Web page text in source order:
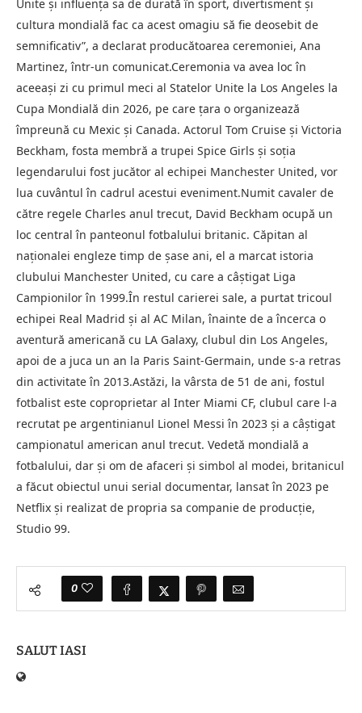
Unite şi influenţa sa de durată în sport, divertisment şi
cultura mondială fac ca acest omagiu să fie deosebit de
semnificativ”, a declarat producătoarea ceremoniei, Ana
Martinez, într-un comunicat.Ceremonia va avea loc în
aceeaşi zi cu primul meci al Statelor Unite la Los Angeles la
Cupa Mondială din 2026, pe care ţara o organizează
împreună cu Mexic şi Canada. Actorul Tom Cruise şi Victoria
Beckham, fosta membră a trupei Spice Girls şi soţia
legendarului fost jucător al echipei Manchester United, vor
lua cuvântul în cadrul acestui eveniment.Numit cavaler de
către regele Charles anul trecut, David Beckham ocupă un
loc central în panteonul fotbalului britanic. Căpitan al
naţionalei engleze timp de şase ani, el a marcat istoria
clubului Manchester United, cu care a câştigat Liga
Campionilor în 1999.În restul carierei sale, a purtat tricoul
echipei Real Madrid şi al AC Milan, înainte de a încerca o
aventură americană cu LA Galaxy, clubul din Los Angeles,
apoi de a juca un an la Paris Saint-Germain, unde s-a retras
din activitate în 2013.Astăzi, la vârsta de 51 de ani, fostul
fotbalist este coproprietar al Inter Miami CF, clubul care l-a
recrutat pe argentinianul Lionel Messi în 2023 şi a câştigat
campionatul american anul trecut. Vedetă mondială a
fotbalului, dar şi om de afaceri şi simbol al modei, britanicul
a făcut obiectul unui serial documentar, lansat în 2023 pe
Netflix şi realizat de propria sa companie de producţie,
Studio 99.
0
SALUT IASI